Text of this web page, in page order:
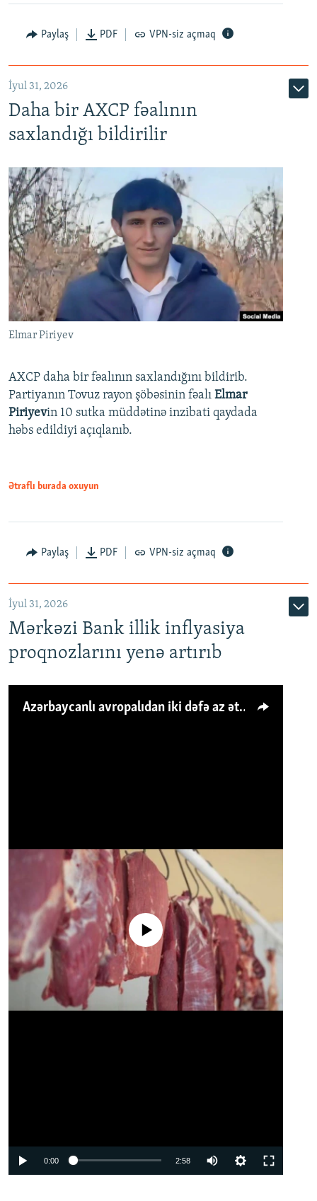
Paylaş PDF VPN-siz açmaq
İyul 31, 2026
Daha bir AXCP fəalının
saxlandığı bildirilir
Elmar Piriyev
AXCP daha bir fəalının saxlandığını bildirib.
Partiyanın Tovuz rayon şöbəsinin fəalı Elmar
Piriyevin 10 sutka müddətinə inzibati qaydada
həbs edildiyi açıqlanıb.
Ətraflı burada oxuyun
Paylaş PDF VPN-siz açmaq
İyul 31, 2026
Mərkəzi Bank illik inflyasiya
proqnozlarını yenə artırıb
Azərbaycanlı avropalıdan iki dəfə az ət yeyir, amma... 'Qiymət artımı qaçılmazdır'
No media source currently available
0:00 2:58